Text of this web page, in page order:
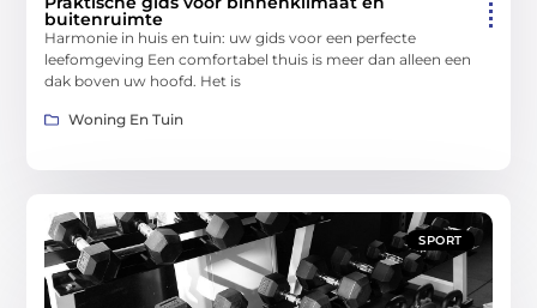
buitenruimte
Harmonie in huis en tuin: uw gids voor een perfecte
leefomgeving Een comfortabel thuis is meer dan alleen een
dak boven uw hoofd. Het is
Woning En Tuin
SPORT